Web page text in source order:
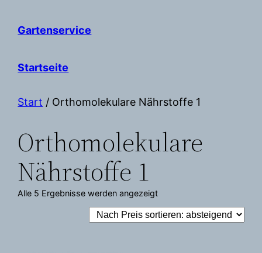
Gartenservice
Startseite
Start / Orthomolekulare Nährstoffe 1
Orthomolekulare
Nährstoffe 1
Alle 5 Ergebnisse werden angezeigtNach
Preis
sortiert: